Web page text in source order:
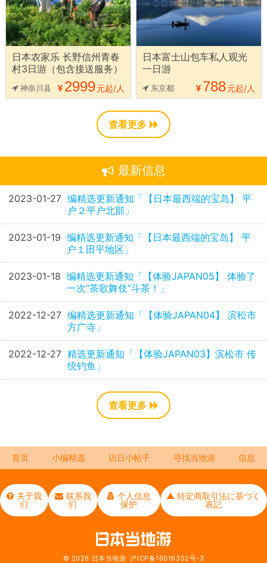
日本农家乐 长野信州青春
村3日游（包含接送服务）
神奈川县 2999元起/人
日本富士山包车私人观光
一日游
东京都 788元起/人
查看更多
最新信息
2023-01-27 编精选更新通知「【日本最西端的宝岛】 平
户２平户北部」
2023-01-19 编精选更新通知「【日本最西端的宝岛】 平
户１田平地区」
2023-01-18 编精选更新通知「【体验JAPAN05】 体验了
一次“茶歌舞伎”斗茶！」
2022-12-27 编精选更新通知「【体验JAPAN04】 滨松市
方广寺」
2022-12-27 精选更新通知「【体验JAPAN03】滨松市 传
统钓鱼」
查看更多
首页 小编精选 访日小帖子 寻找当地游 信息
关于我
们
联系我
们
个人信息
保护
▲ 特定商取引法に基づく
表記
© 2026 日本当地游 沪ICP备16016352号-3